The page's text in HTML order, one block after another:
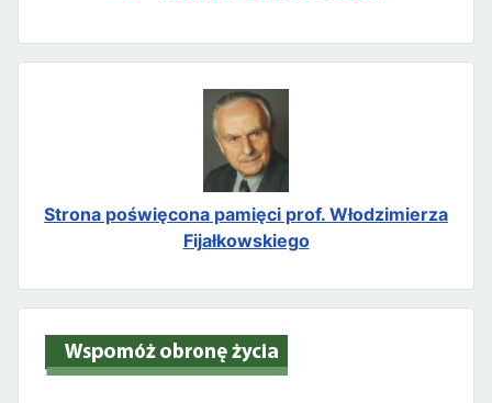
Strona poświęcona pamięci prof. Włodzimierza
Fijałkowskiego